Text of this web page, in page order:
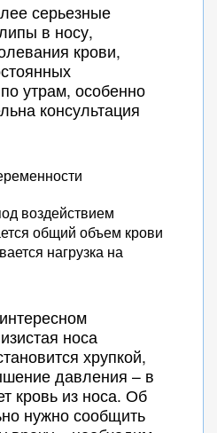
серьезные
в носу,
крови,
утрам, особенно
консультация
воздействием
общий объем крови
нагрузка на
носа
хрупкой,
давления – в
кровь из носа. Об
нужно сообщить